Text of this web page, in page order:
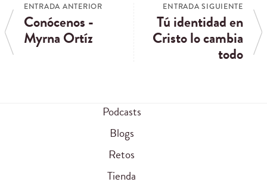
ENTRADA ANTERIOR
Conócenos -
Myrna Ortíz
ENTRADA SIGUIENTE
Tú identidad en
Cristo lo cambia
todo
Podcasts
Blogs
Retos
Tienda